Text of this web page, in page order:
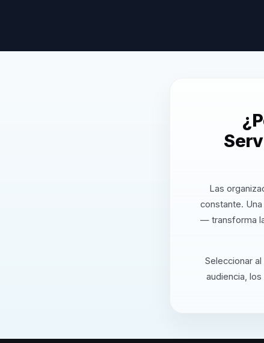
Las
constante.
— transforma
Seleccionar
audiencia,